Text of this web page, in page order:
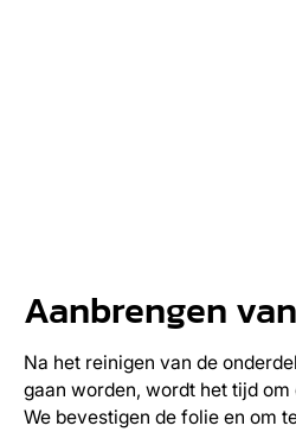
Aanbrengen
Na het reinigen van de
gaan worden, wordt het tijd
We bevestigen de folie en om